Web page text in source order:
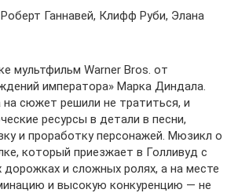
Ганнавей, Клифф Руби, Элана
мультфильм Warner Bros. от
императора» Марка Диндала.
на сюжет решили не тратиться, и
ресурсы в детали в песни,
и проработку персонажей. Мюзикл о
который приезжает в Голливуд с
и сложных ролях, а на месте
и высокую конкуренцию — не